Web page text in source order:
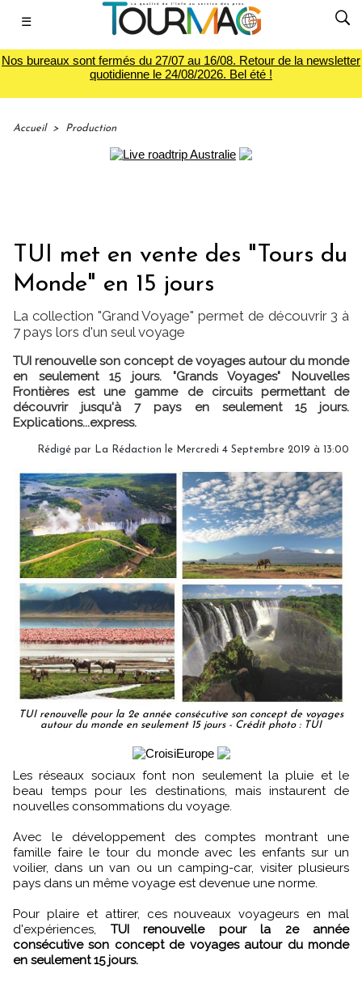
☰
Nos bureaux sont fermés du 27/07 au 16/08. Retour de la newsletter
quotidienne le 24/08/2026. Bel été !
Accueil > Production
TUI met en vente des "Tours du
Monde" en 15 jours
La collection "Grand Voyage" permet de découvrir 3 à
7 pays lors d'un seul voyage
TUI renouvelle son concept de voyages autour du monde
en seulement 15 jours. "Grands Voyages" Nouvelles
Frontières est une gamme de circuits permettant de
découvrir jusqu'à 7 pays en seulement 15 jours.
Explications...express.
Rédigé par La Rédaction le Mercredi 4 Septembre 2019 à 13:00
TUI renouvelle pour la 2e année consécutive son concept de voyages
autour du monde en seulement 15 jours - Crédit photo : TUI
Les réseaux sociaux font non seulement la pluie et le
beau temps pour les destinations, mais instaurent de
nouvelles consommations du voyage.
Avec le développement des comptes montrant une
famille faire le tour du monde avec les enfants sur un
voilier, dans un van ou un camping-car, visiter plusieurs
pays dans un même voyage est devenue une norme.
Pour plaire et attirer, ces nouveaux voyageurs en mal
d'expériences, TUI renouvelle pour la 2e année
consécutive son concept de voyages autour du monde
en seulement 15 jours.